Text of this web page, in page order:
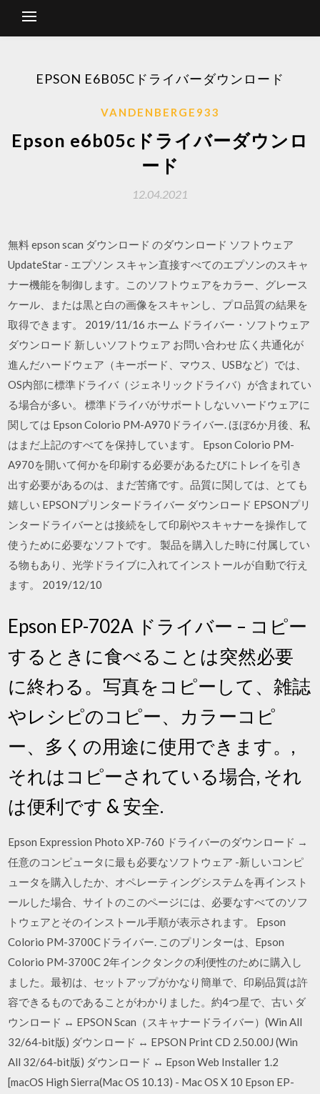
EPSON E6B05Cドライバーダウンロード
VANDENBERGE933
Epson e6b05cドライバーダウンロ
ード
12.04.2021
無料 epson scan ダウンロード のダウンロード ソフトウェア
UpdateStar - エプソン スキャン直接すべてのエプソンのスキャ
ナー機能を制御します。このソフトウェアをカラー、グレース
ケール、または黒と白の画像をスキャンし、プロ品質の結果を
取得できます。 2019/11/16 ホーム ドライバー・ソフトウェア
ダウンロード 新しいソフトウェア お問い合わせ 広く共通化が
進んだハードウェア（キーボード、マウス、USBなど）では、
OS内部に標準ドライバ（ジェネリックドライバ）が含まれてい
る場合が多い。 標準ドライバがサポートしないハードウェアに
関しては Epson Colorio PM-A970ドライバー. ほぼ6か月後、私
はまだ上記のすべてを保持しています。 Epson Colorio PM-
A970を開いて何かを印刷する必要があるたびにトレイを引き
出す必要があるのは、まだ苦痛です。品質に関しては、とても
嬉しい EPSONプリンタードライバー ダウンロード EPSONプリ
ンタードライバーとは接続をして印刷やスキャナーを操作して
使うために必要なソフトです。 製品を購入した時に付属してい
る物もあり、光学ドライブに入れてインストールが自動で行え
ます。 2019/12/10
Epson EP-702A ドライバー – コピー
するときに食べることは突然必要
に終わる。写真をコピーして、雑誌
やレシピのコピー、カラーコピ
ー、多くの用途に使用できます。,
それはコピーされている場合, それ
は便利です & 安全.
Epson Expression Photo XP-760 ドライバーのダウンロード →
任意のコンピュータに最も必要なソフトウェア -新しいコンピ
ュータを購入したか、オペレーティングシステムを再インスト
ールした場合、サイトのこのページには、必要なすべてのソフ
トウェアとそのインストール手順が表示されます。 Epson
Colorio PM-3700Cドライバー. このプリンターは、Epson
Colorio PM-3700C 2年インクタンクの利便性のために購入し
ました。最初は、セットアップがかなり簡単で、印刷品質は許
容できるものであることがわかりました。約4つ星で、古い ダ
ウンロード ↔ EPSON Scan（スキャナードライバー）(Win All
32/64-bit版) ダウンロード ↔ EPSON Print CD 2.50.00J (Win
All 32/64-bit版) ダウンロード ↔ Epson Web Installer 1.2
[macOS High Sierra(Mac OS 10.13) - Mac OS X 10 Epson EP-